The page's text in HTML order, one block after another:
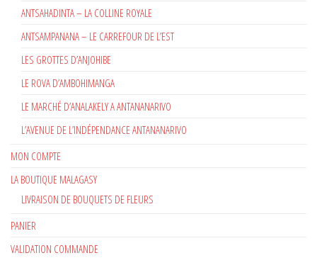
ANTSAHADINTA – LA COLLINE ROYALE
ANTSAMPANANA – LE CARREFOUR DE L’EST
LES GROTTES D’ANJOHIBE
LE ROVA D’AMBOHIMANGA
LE MARCHÉ D’ANALAKELY A ANTANANARIVO
L’AVENUE DE L’INDÉPENDANCE ANTANANARIVO
MON COMPTE
LA BOUTIQUE MALAGASY
LIVRAISON DE BOUQUETS DE FLEURS
PANIER
VALIDATION COMMANDE